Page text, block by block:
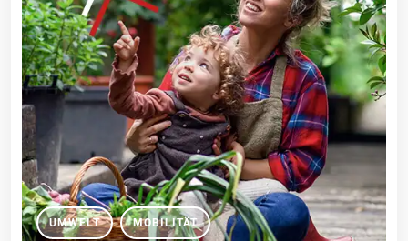
UMWELT MOBILITÄT